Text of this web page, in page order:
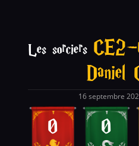
Les sorciers
Daniel
16 septembre
0 0